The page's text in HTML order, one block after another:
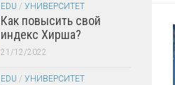
EDU / УНИВЕРСИТЕТ
Как повысить свой
индекс Хирша?
21/12/2022
EDU / УНИВЕРСИТЕТ